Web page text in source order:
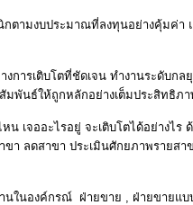
ตามงบประมาณที่ลงทุนอย่างคุ้มค่า
การเติบโตที่ชัดเจน ทำงานระดับ
สัมพันธ์ให้ถูกหลักอย่างเต็มประสิทธิ
เจออะไรอยู่ จะเติบโตได้อย่างไร
ลดสาขา ประเมินศักยภาพรายส
ในองค์กรณ์ ฝ่ายขาย , ฝ่ายขายแ